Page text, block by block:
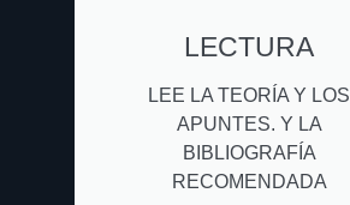
LECTURA
LEE LA TEORÍA Y LOS
APUNTES. Y LA
BIBLIOGRAFÍA
RECOMENDADA